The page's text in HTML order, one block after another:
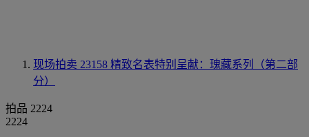
现场拍卖 23158 精致名表特别呈献：瑰藏系列（第二部
分）
拍品 2224
2224